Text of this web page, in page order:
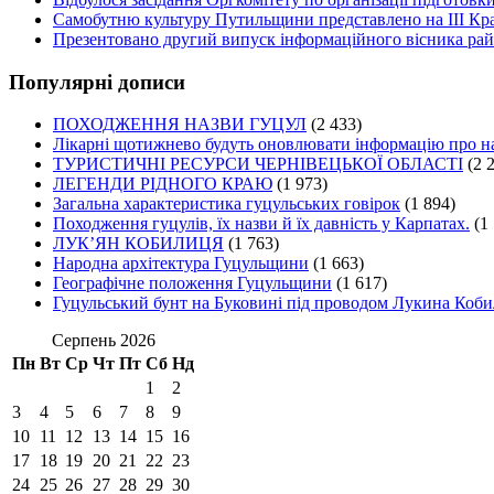
Самобутню культуру Путильщини представлено на ІІІ
Презентовано другий випуск інформаційного вісника
Популярні дописи
ПОХОДЖЕННЯ НАЗВИ ГУЦУЛ (2 433)
Лікарні щотижнево будуть оновлювати інформацію про
ТУРИСТИЧНІ РЕСУРСИ ЧЕРНІВЕЦЬКОЇ ОБЛАСТІ (2
ЛЕГЕНДИ РІДНОГО КРАЮ (1 973)
Загальна характеристика гуцульських говірок (1 894)
Походження гуцулів, їх назви й їх давність у Карпатах. (1
ЛУК’ЯН КОБИЛИЦЯ (1 763)
Народна архітектура Гуцульщини (1 663)
Географічне положення Гуцульщини (1 617)
Гуцульський бунт на Буковині під проводом Лукина
Серпень 2026
Пн Вт Ср Чт Пт Сб Нд
1
2
3
4 5 6 7 8
9
10 11 12 13 14 15 16
17 18 19 20 21 22 23
24 25 26 27 28 29 30